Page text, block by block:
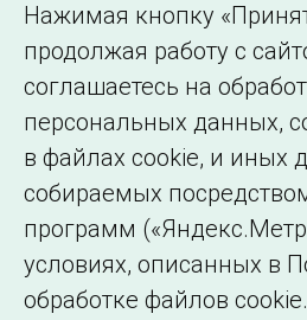
Нажимая кнопку
продолжая работу с
соглашаетесь на
персональных данных,
в файлах cookie, и иных
собираемых
программ
условиях, описанных в
обработке файлов